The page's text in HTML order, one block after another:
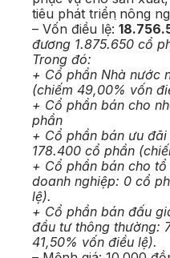
tiêu phát triển ̣nông
– Vốn điều lệ:
đương 1.875.650 cổ
Trong đó:
+ Cổ phần Nhà nước
(chiếm 49,00% vốn
+ Cổ phần bán cho
phần
+ Cổ phần bán ưu
178.400 cổ phần
+ Cổ phần bán cho
doanh nghiệp: 0 cổ
lệ).
+ Cổ phần bán đấu
đầu tư thông thường:
41,50% vốn điều lệ).